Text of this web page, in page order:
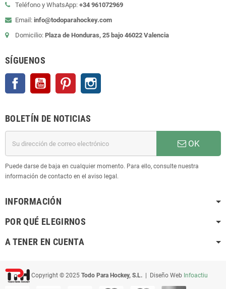
Teléfono y WhatsApp: +34 961072969
Email: info@todoparahockey.com
Domicilio: Plaza de Honduras, 25 bajo 46022 Valencia
SÍGUENOS
Facebook YouTube Pinterest
BOLETÍN DE NOTICIAS
OK
Puede darse de baja en cualquier momento. Para ello, consulte nuestra
información de contacto en el aviso legal.
INFORMACIÓN
POR QUÉ ELEGIRNOS
A TENER EN CUENTA
Copyright © 2025 Todo Para Hockey, S.L. | Diseño Web Infoactiu